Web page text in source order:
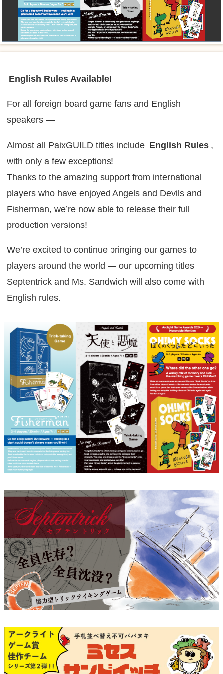
English Rules Available!
For all foreign board game fans and English
speakers —
Almost all PaixGUILD titles include English Rules ,
with only a few exceptions!
Thanks to the amazing support from international
players who have enjoyed Angels and Devils and
Fisherman, we’re now able to release their full
production versions!
We’re excited to continue bringing our games to
players around the world — our upcoming titles
Septentrick and Ms. Sandwich will also come with
English rules.